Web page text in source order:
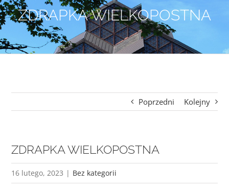
ZDRAPKA WIELKOPOSTNA
Poprzedni Kolejny
ZDRAPKA WIELKOPOSTNA
16 lutego, 2023 | Bez kategorii